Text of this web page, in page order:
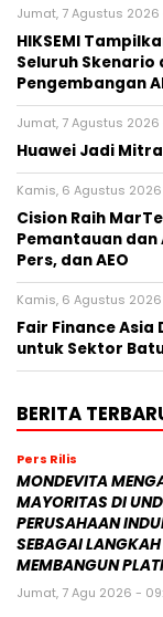
Jumat, 7 Agustus 2026
HIKSEMI
Seluruh Skenario
Pengembangan
Jumat, 7 Agustus
Huawei Jadi Mitra
Kamis, 6 Agustus 2026
Cision Raih
Pemantauan dan
Pers, dan AEO
Kamis, 6 Agustus 2026
Fair Finance
untuk Sektor
BERITA
Pers Rilis
MONDEVITA
MAYORITAS DI
PERUSAHAAN
SEBAGAI
MEMBANGUN
Jumat, 7 Agu 2026 -